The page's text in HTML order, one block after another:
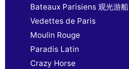
Bateaux Parisiens 观光游船
Vedettes de Paris
Moulin Rouge
Paradis Latin
Crazy Horse